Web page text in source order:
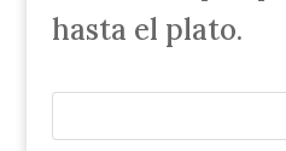
hasta el plato.